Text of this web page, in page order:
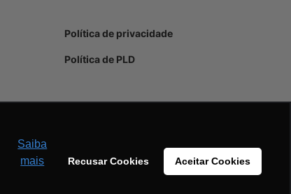
Saiba
mais
Recusar Cookies Aceitar Cookies
Política de privacidade
Política de PLD
Recusar